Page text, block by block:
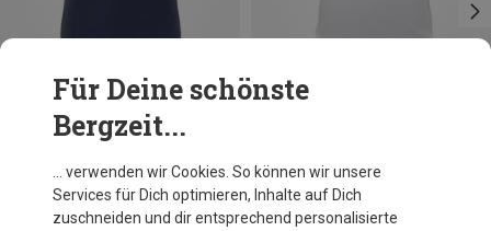
Du sparst 32%
Für Deine schönste
Bergzeit...
… verwenden wir Cookies. So können wir unsere
Services für Dich optimieren, Inhalte auf Dich
zuschneiden und dir entsprechend personalisierte